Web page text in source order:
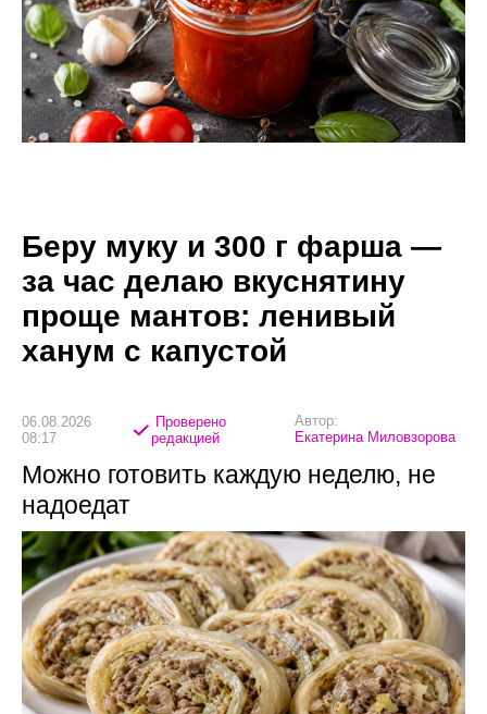
Беру муку и 300 г фарша —
за час делаю вкуснятину
проще мантов: ленивый
ханум с капустой
06.08.2026
08:17
Проверено
редакцией
Автор:
Екатерина Миловзорова
Можно готовить каждую неделю, не
надоедат